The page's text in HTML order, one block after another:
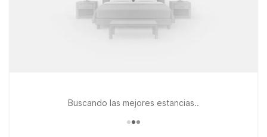
Buscando las mejores estancias..